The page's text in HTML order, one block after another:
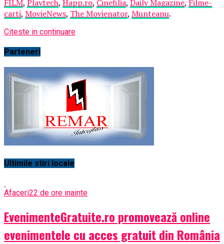
FILM, Playtech, Happ.ro, Cinefilia, Daily Magazine, Filme-
carti, MovieNews, The Movienator, Munteanu.
Citeste in continuare
Parteneri
Ultimile stiri locale
Afaceri22 de ore inainte
EvenimenteGratuite.ro promovează online
evenimentele cu acces gratuit din România